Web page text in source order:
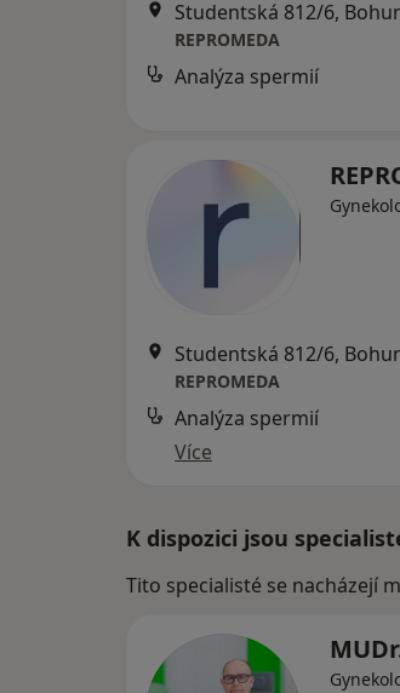
Studentská 812/6,
REPROMEDA
Analýza spermií
Studentská 812/6,
REPROMEDA
Analýza spermií
Více
K dispozici jsou
Tito specialisté se nacházejí